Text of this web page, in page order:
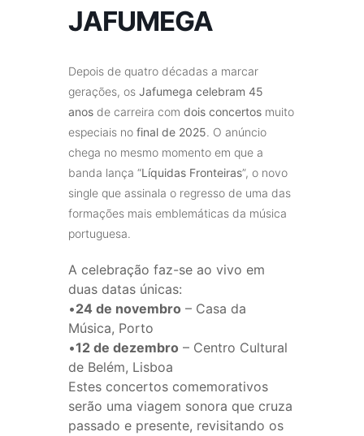
JAFUMEGA
Depois de quatro décadas a marcar
gerações, os Jafumega celebram 45
anos de carreira com dois concertos muito
especiais no final de 2025. O anúncio
chega no mesmo momento em que a
banda lança “Líquidas Fronteiras”, o novo
single que assinala o regresso de uma das
formações mais emblemáticas da música
portuguesa.
A celebração faz-se ao vivo em
duas datas únicas:
•24 de novembro – Casa da
Música, Porto
•12 de dezembro – Centro Cultural
de Belém, Lisboa
Estes concertos comemorativos
serão uma viagem sonora que cruza
passado e presente, revisitando os